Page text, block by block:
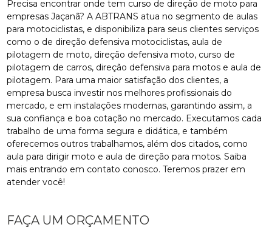
Precisa encontrar onde tem curso de direção de moto para
empresas Jaçanã? A ABTRANS atua no segmento de aulas
para motociclistas, e disponibiliza para seus clientes serviços
como o de direção defensiva motociclistas, aula de
pilotagem de moto, direção defensiva moto, curso de
pilotagem de carros, direção defensiva para motos e aula de
pilotagem. Para uma maior satisfação dos clientes, a
empresa busca investir nos melhores profissionais do
mercado, e em instalações modernas, garantindo assim, a
sua confiança e boa cotação no mercado. Executamos cada
trabalho de uma forma segura e didática, e também
oferecemos outros trabalhamos, além dos citados, como
aula para dirigir moto e aula de direção para motos. Saiba
mais entrando em contato conosco. Teremos prazer em
atender você!
FAÇA UM ORÇAMENTO